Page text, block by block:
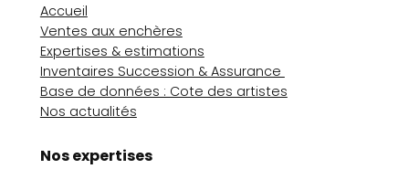
Accueil
Ventes aux enchères
Expertises & estimations
Inventaires Succession & Assurance
Base de données : Cote des artistes
Nos actualités
Nos expertises